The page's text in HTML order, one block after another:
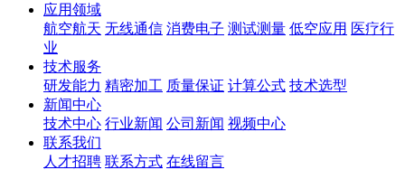
应用领域
航空航天 无线通信 消费电子 测试测量 低空应用 医疗行
业
技术服务
研发能力 精密加工 质量保证 计算公式 技术选型
新闻中心
技术中心 行业新闻 公司新闻 视频中心
联系我们
人才招聘 联系方式 在线留言